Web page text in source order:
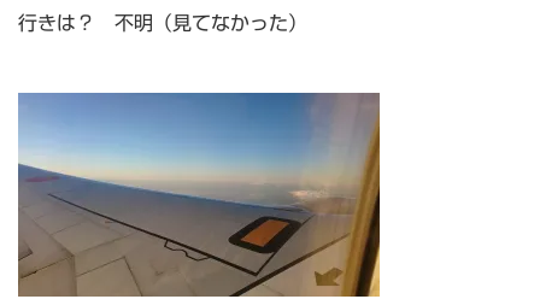
行きは？ 不明（見てなかった）